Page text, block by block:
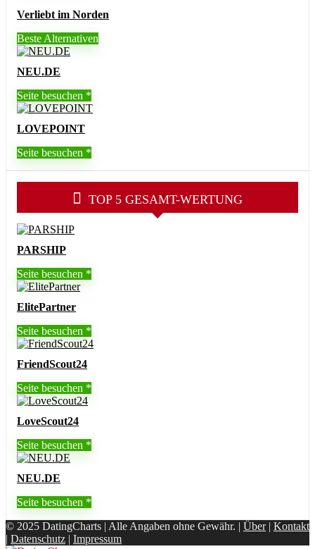
Verliebt im Norden
Beste Alternativen
NEU.DE
Seite besuchen
LOVEPOINT
Seite besuchen
TOP 5 GESAMT-WERTUNG
PARSHIP
Seite besuchen
ElitePartner
Seite besuchen
FriendScout24
Seite besuchen
LoveScout24
Seite besuchen
NEU.DE
Seite besuchen
© 2025 DatingCharts | Alle Angaben ohne Gewähr. | Über| Kontakt
| Datenschutz | Impressum